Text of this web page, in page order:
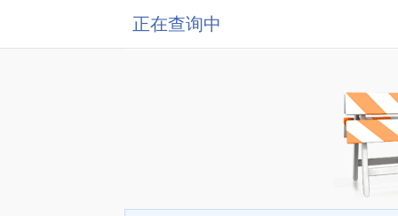
正在查询中